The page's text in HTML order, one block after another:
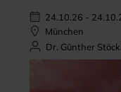
24.10.26 -
München
Dr. Günther Stöckl